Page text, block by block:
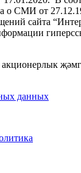
о СМИ от
сайта
данных